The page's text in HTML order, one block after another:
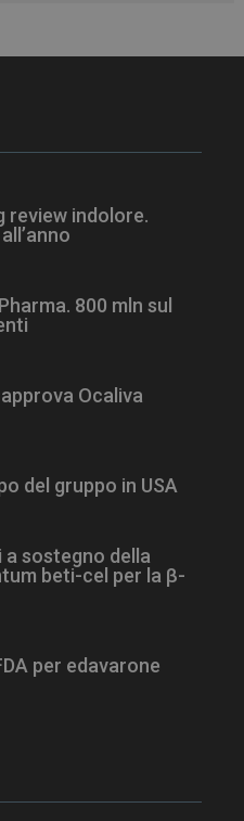
review indolore.
800 mln sul
Ocaliva
del gruppo in USA
a sostegno della
beti-cel per la β-
per edavarone